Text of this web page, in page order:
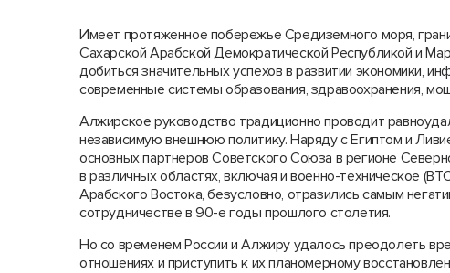
Имеет протяженное побережье Средиземного моря,
Сахарской Арабской Демократической Республикой и
добиться значительных успехов в развитии экономики,
современные системы образования, здравоохранения,
Алжирское руководство традиционно проводит
независимую внешнюю политику. Наряду с Египтом и
основных партнеров Советского Союза в регионе
в различных областях, включая и военно-техническое
Арабского Востока, безусловно, отразились самым
сотрудничестве в 90-е годы прошлого столетия.
Но со временем России и Алжиру удалось преодолеть
отношениях и приступить к их планомерному